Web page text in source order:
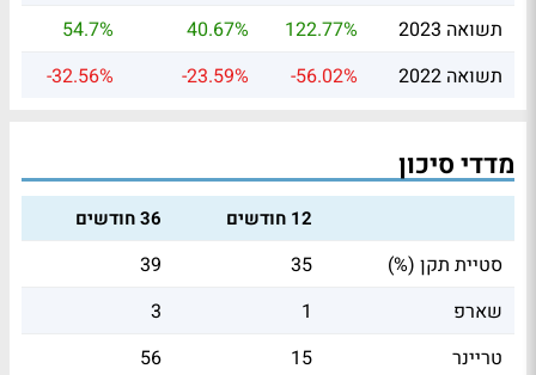
תשואה 2023
122.77%
40.67%
54.7%
תשואה 2022
-56.02%
-23.59%
-32.56%
מדדי סיכון
12 חודשים 36 חודשים
סטיית תקן (%) 35
39
שארפ
1
3
טריינר
15
56